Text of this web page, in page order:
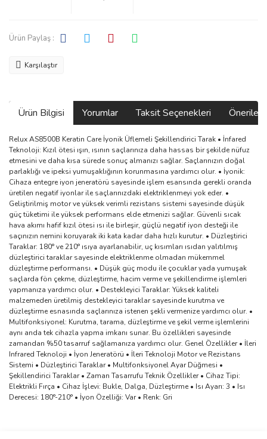
Ürün Paylaş :
Karşılaştır
Ürün Bilgisi Yorumlar Taksit Seçenekleri
Relux AS8500B Keratin Care İyonik Üflemeli Şekillendirici Tarak • İnfared
Teknoloji: Kızıl ötesi ışın, ısının saçlarınıza daha hassas bir şekilde nüfuz
etmesini ve daha kısa sürede sonuç almanızı sağlar. Saçlarınızın doğal
parlaklığı ve ipeksi yumuşaklığının korunmasına yardımcı olur. • İyonik:
Cihaza entegre iyon jeneratörü sayesinde işlem esansında gerekli oranda
üretilen negatif iyonlar ile saçlarınızdaki elektriklenmeyi yok eder. •
Geliştirilmiş motor ve yüksek verimli rezistans sistemi sayesinde düşük
güç tüketimi ile yüksek performans elde etmenizi sağlar. Güvenli sıcak
hava akımı hafif kızıl ötesi ısı ile birleşir, güçlü negatif iyon desteği ile
saçınızın nemini koruyarak iki kata kadar daha hızlı kurutur. • Düzleştirici
Taraklar: 180° ve 210° ısıya ayarlanabilir, uç kısımları ısıdan yalıtılmış
düzleştirici taraklar sayesinde elektriklenme olmadan mükemmel
düzleştirme performansı. • Düşük güç modu ile çocuklar yada yumuşak
saçlarda fön çekme, düzleştirme, hacim verme ve şekillendirme işlemleri
yapmanıza yardımcı olur. • Destekleyici Taraklar: Yüksek kaliteli
malzemeden üretilmiş destekleyici taraklar sayesinde kurutma ve
düzleştirme esnasında saçlarınıza istenen şekli vermenize yardımcı olur. •
Multifonksiyonel: Kurutma, tarama, düzleştirme ve şekil verme işlemlerini
aynı anda tek cihazla yapma imkanı sunar. Bu özellikleri sayesinde
zamandan %50 tasarruf sağlamanıza yardımcı olur. Genel Özellikler • İleri
Infrared Teknoloji • İyon Jeneratörü • İleri Teknoloji Motor ve Rezistans
Sistemi • Düzleştirici Taraklar • Multifonksiyonel Ayar Düğmesi •
Şekillendirici Taraklar • Zaman Tasarrufu Teknik Özellikler • Cihaz Tipi:
Elektrikli Fırça • Cihaz İşlevi: Bukle, Dalga, Düzleştirme • Isı Ayarı: 3 • Isı
Derecesi: 180°-210° • İyon Özelliği: Var • Renk: Gri